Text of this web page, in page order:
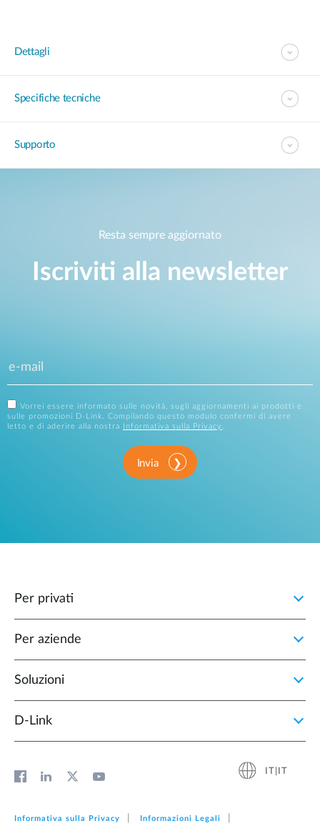
Dettagli
Specifiche tecniche
Supporto
Resta sempre aggiornato
Iscriviti alla newsletter
Vorrei essere informato sulle novità, sugli aggiornamenti ai prodotti e
sulle promozioni D-Link. Compilando questo modulo confermi di avere
letto e di aderire alla nostra
Informativa sulla Privacy .
Invia
Per privati
Per aziende
Soluzioni
D‑Link
Informativa sulla Privacy Informazioni Legali